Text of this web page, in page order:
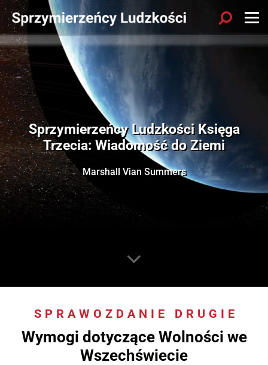
Sprzymierzeńcy Ludzkości Księga
Trzecia: Wiadomość do Ziemi
Marshall Vian Summers
SPRAWOZDANIE DRUGIE
Wymogi dotyczące Wolności we
Wszechświecie